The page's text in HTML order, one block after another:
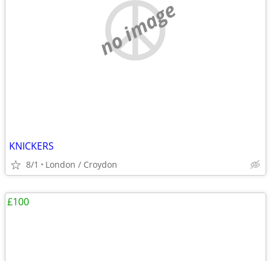
no image
KNICKERS
8/1 London / Croydon
£100